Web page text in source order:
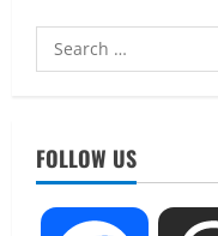
Search
for:
FOLLOW US